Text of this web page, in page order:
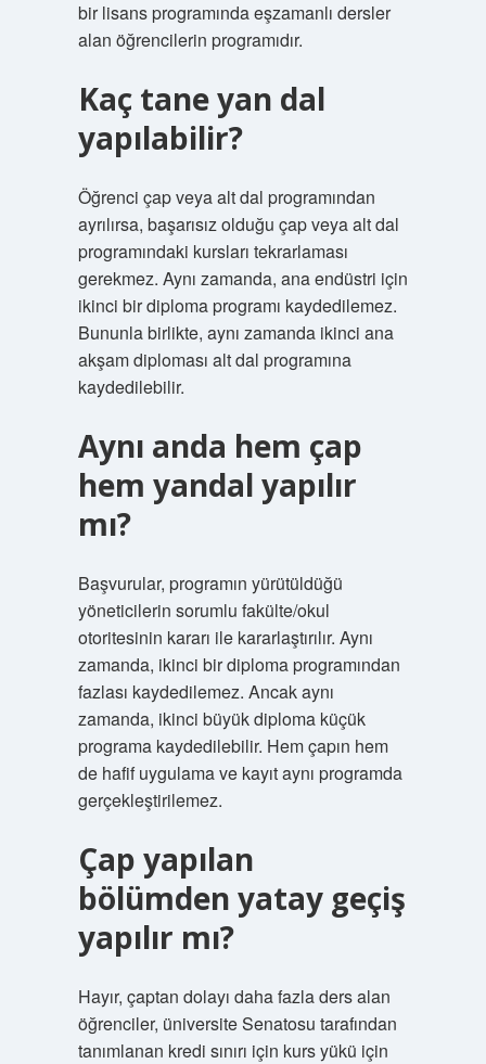
bir lisans programında eşzamanlı dersler
alan öğrencilerin programıdır.
Kaç tane yan dal
yapılabilir?
Öğrenci çap veya alt dal programından
ayrılırsa, başarısız olduğu çap veya alt dal
programındaki kursları tekrarlaması
gerekmez. Aynı zamanda, ana endüstri için
ikinci bir diploma programı kaydedilemez.
Bununla birlikte, aynı zamanda ikinci ana
akşam diploması alt dal programına
kaydedilebilir.
Aynı anda hem çap
hem yandal yapılır
mı?
Başvurular, programın yürütüldüğü
yöneticilerin sorumlu fakülte/okul
otoritesinin kararı ile kararlaştırılır. Aynı
zamanda, ikinci bir diploma programından
fazlası kaydedilemez. Ancak aynı
zamanda, ikinci büyük diploma küçük
programa kaydedilebilir. Hem çapın hem
de hafif uygulama ve kayıt aynı programda
gerçekleştirilemez.
Çap yapılan
bölümden yatay geçiş
yapılır mı?
Hayır, çaptan dolayı daha fazla ders alan
öğrenciler, üniversite Senatosu tarafından
tanımlanan kredi sınırı için kurs yükü için